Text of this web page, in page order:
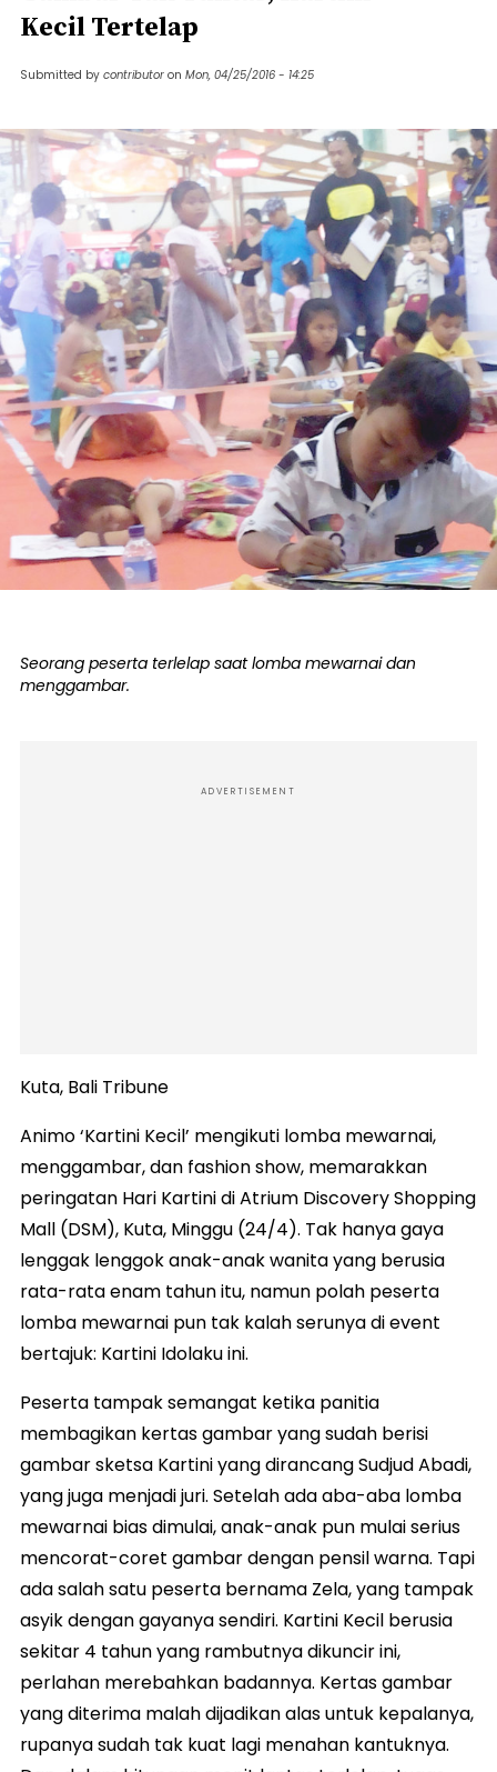
Kecil Tertelap
Submitted by contributor on Mon, 04/25/2016 - 14:25
Seorang peserta terlelap saat lomba mewarnai dan
menggambar.
ADVERTISEMENT
Kuta, Bali Tribune
Animo ‘Kartini Kecil’ mengikuti lomba mewarnai,
menggambar, dan fashion show, memarakkan
peringatan Hari Kartini di Atrium Discovery Shopping
Mall (DSM), Kuta, Minggu (24/4). Tak hanya gaya
lenggak lenggok anak-anak wanita yang berusia
rata-rata enam tahun itu, namun polah peserta
lomba mewarnai pun tak kalah serunya di event
bertajuk: Kartini Idolaku ini.
Peserta tampak semangat ketika panitia
membagikan kertas gambar yang sudah berisi
gambar sketsa Kartini yang dirancang Sudjud Abadi,
yang juga menjadi juri. Setelah ada aba-aba lomba
mewarnai bias dimulai, anak-anak pun mulai serius
mencorat-coret gambar dengan pensil warna. Tapi
ada salah satu peserta bernama Zela, yang tampak
asyik dengan gayanya sendiri. Kartini Kecil berusia
sekitar 4 tahun yang rambutnya dikuncir ini,
perlahan merebahkan badannya. Kertas gambar
yang diterima malah dijadikan alas untuk kepalanya,
rupanya sudah tak kuat lagi menahan kantuknya.